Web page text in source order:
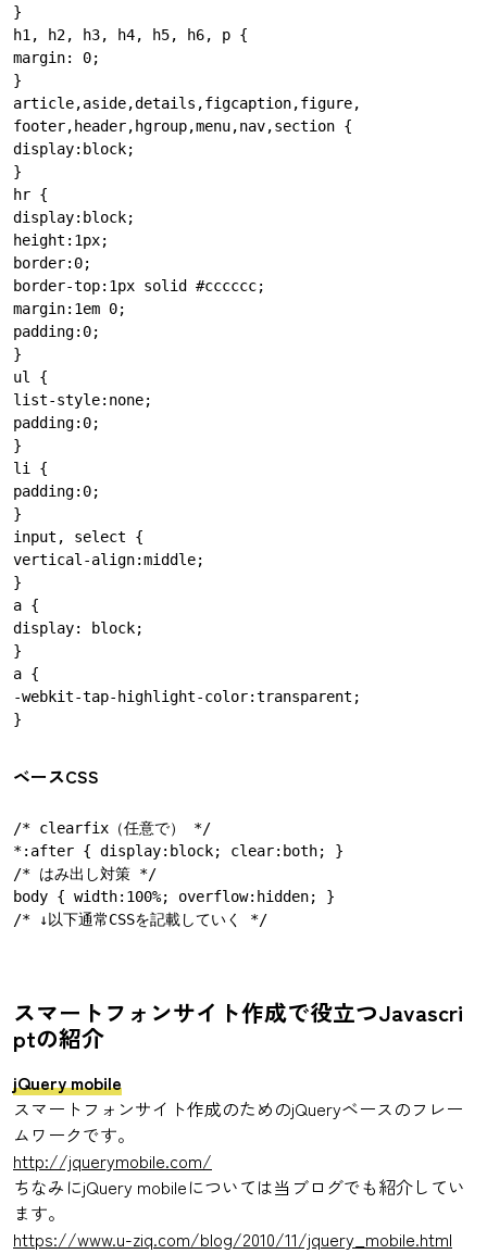
}
h1, h2, h3, h4, h5, h6, p {
margin: 0;
}
article,aside,details,figcaption,figure,
footer,header,hgroup,menu,nav,section {
display:block;
}
hr {
display:block;
height:1px;
border:0;
border-top:1px solid #cccccc;
margin:1em 0;
padding:0;
}
ul {
list-style:none;
padding:0;
}
li {
padding:0;
}
input, select {
vertical-align:middle;
}
a {
display: block;
}
a {
-webkit-tap-highlight-color:transparent;
ベースCSS
/* clearfix（任意で） */
*:after { display:block; clear:both; }
/* はみ出し対策 */
body { width:100%; overflow:hidden; }
スマートフォンサイト作成で役立つJavascri
ptの紹介
jQuery mobile
スマートフォンサイト作成のためのjQueryベースのフレー
ムワークです。
http://jquerymobile.com/
ちなみにjQuery mobileについては当ブログでも紹介してい
ます。
https://www.u-ziq.com/blog/2010/11/jquery_mobile.html